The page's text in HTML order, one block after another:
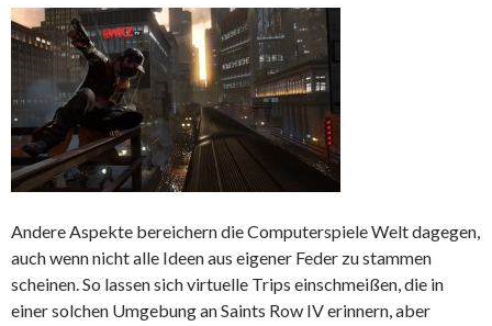
Andere Aspekte bereichern die Computerspiele Welt dagegen,
auch wenn nicht alle Ideen aus eigener Feder zu stammen
scheinen. So lassen sich virtuelle Trips einschmeißen, die in
einer solchen Umgebung an Saints Row IV erinnern, aber